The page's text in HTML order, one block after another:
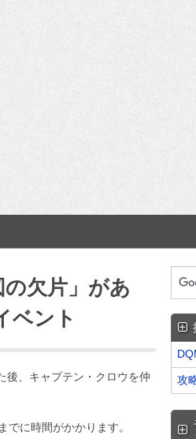
欠片」があ
ベント
後、キャプテン・クロウを仲
に時間がかかります。
攻